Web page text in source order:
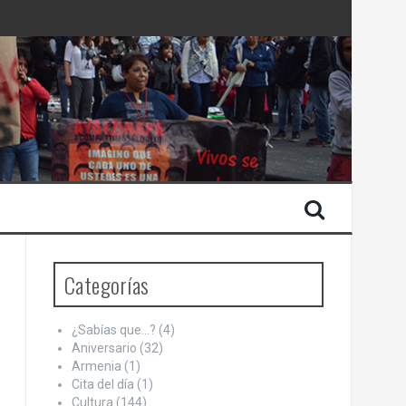
de Israel
Categorías
¿Sabías que…? (4)
Aniversario (32)
Armenia (1)
Cita del día (1)
Cultura (144)